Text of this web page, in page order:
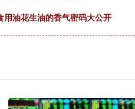
油花生油的香气密码大公开